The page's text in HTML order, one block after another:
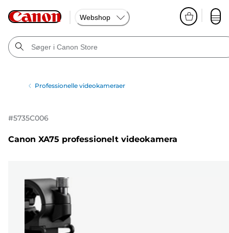
Webshop
Professionelle videokameraer
#5735C006
Canon XA75 professionelt videokamera